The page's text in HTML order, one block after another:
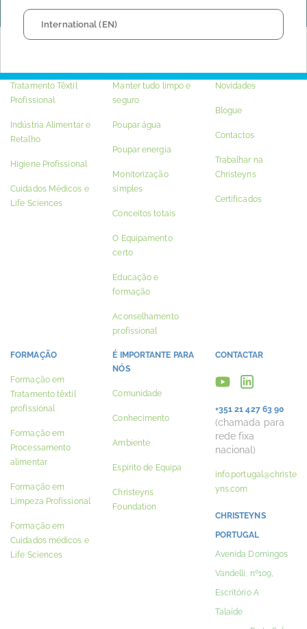
Tratamento Têxtil
Profissional
Indústria Alimentar e
Retalho
Higiene Profissional
Cuidados Médicos e
Life Sciences
Manter tudo limpo e
seguro
Poupar água
Poupar energia
Monitorização
simples
Conceitos totais
O Equipamento
certo
Educação e
formação
Aconselhamento
profissional
Novidades
Blogue
Contactos
Trabalhar na
Christeyns
Certificados
FORMAÇÃO
Formação em
Tratamento têxtil
profissional
Formação em
Processamento
alimentar
Formação em
Limpeza Profissional
Formação em
Cuidados médicos e
Life Sciences
É IMPORTANTE PARA
NÓS
Comunidade
Conhecimento
Ambiente
Espírito de Equipa
Christeyns
Foundation
CONTACTAR
+351 21 427 63 90
(chamada para
rede fixa
nacional)
info.portugal@christe
yns.com
CHRISTEYNS
PORTUGAL
Avenida Domingos
Vandelli, nº109,
Escritório A
Talaíde
International (EN)